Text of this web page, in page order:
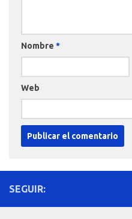
Nombre *
Web
SEGUIR: